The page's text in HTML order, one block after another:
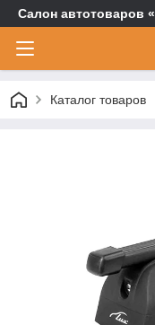
Салон автотоваров
Каталог товаров